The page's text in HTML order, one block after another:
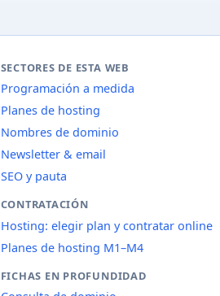
SECTORES DE ESTA WEB
Programación a medida
Planes de hosting
Nombres de dominio
Newsletter & email
SEO y pauta
CONTRATACIÓN
Hosting: elegir plan y contratar online
Planes de hosting M1–M4
FICHAS EN PROFUNDIDAD